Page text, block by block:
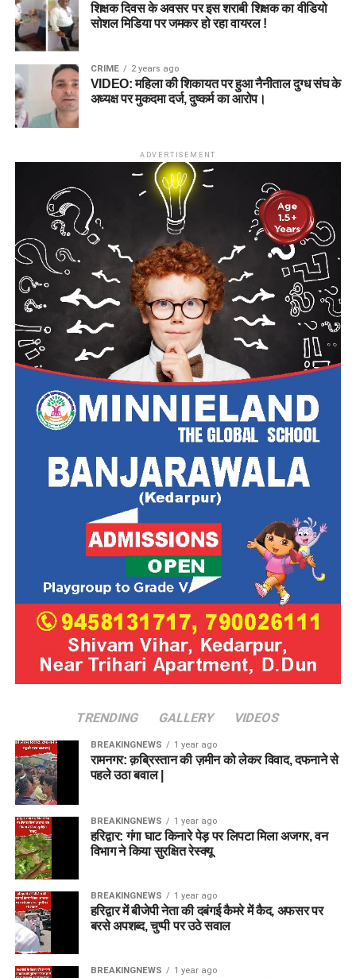
शिक्षक दिवस के अवसर पर इस शराबी शिक्षक का वीडियो
सोशल मिडिया पर जमकर हो रहा वायरल !
CRIME 2 years ago
VIDEO: महिला की शिकायत पर हुआ नैनीताल दुग्ध संघ के
अध्यक्ष पर मुकदमा दर्ज, दुष्कर्म का आरोप।
ADVERTISEMENT
TRENDING GALLERY VIDEOS
BREAKINGNEWS 1 year ago
रामनगर: क़ब्रिस्तान की ज़मीन को लेकर विवाद, दफनाने से
पहले उठा बवाल |
BREAKINGNEWS 1 year ago
हरिद्वार: गंगा घाट किनारे पेड़ पर लिपटा मिला अजगर, वन
विभाग ने किया सुरक्षित रेस्क्यू
BREAKINGNEWS 1 year ago
हरिद्वार में बीजेपी नेता की दबंगई कैमरे में कैद, अफसर पर
बरसे अपशब्द, चुप्पी पर उठे सवाल
BREAKINGNEWS 1 year ago